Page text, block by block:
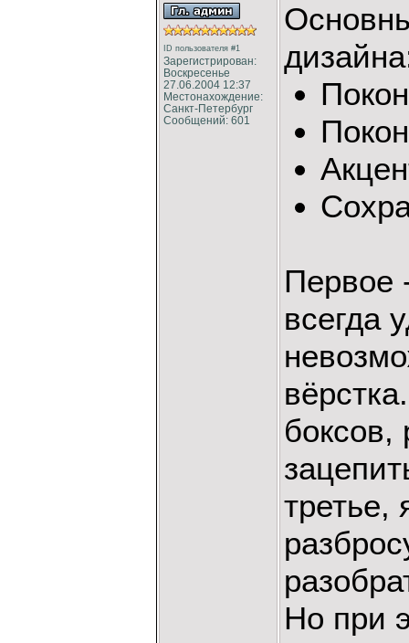
ID пользователя #1
Зарегистрирован:
Воскресенье
27.06.2004 12:37
Местонахождение:
Санкт-Петербург
Сообщений: 601
Первое
всегда
боксов,
третье,
Но при